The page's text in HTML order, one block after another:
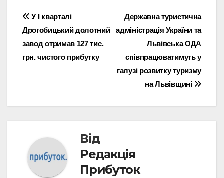
Навігація
записів
Державна туристична
адміністрація України та
Львівська ОДА
співпрацюватимуть у
галузі розвитку туризму
на Львівщині
У І кварталі
Дрогобицький долотний
завод отримав 127 тис.
грн. чистого прибутку
Від
Редакція
Прибуток